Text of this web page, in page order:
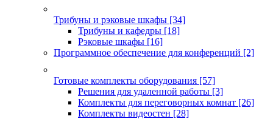
Трибуны и рэковые шкафы [34]
Трибуны и кафедры [18]
Рэковые шкафы [16]
Программное обеспечение для конференций [2]
Готовые комплекты оборудования [57]
Решения для удаленной работы [3]
Комплекты для переговорных комнат [26]
Комплекты видеостен [28]